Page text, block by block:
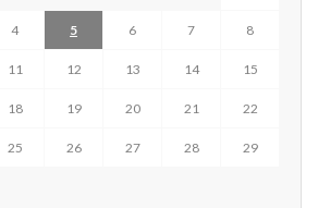
4 5 6 7 8
11 12 13 14 15
18 19 20 21 22
25 26 27 28 29